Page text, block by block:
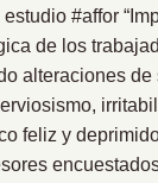
#affor
de los
alteraciones de
feliz y